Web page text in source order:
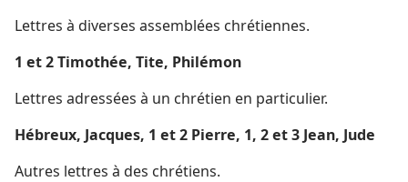
Lettres à diverses assemblées chrétiennes.
1 et2 Timothée, Tite, Philémon
Lettres adressées à un chrétien en particulier.
Hébreux, Jacques, 1 et2 Pierre, 1, 2et3 Jean, Jude
Autres lettres à des chrétiens.